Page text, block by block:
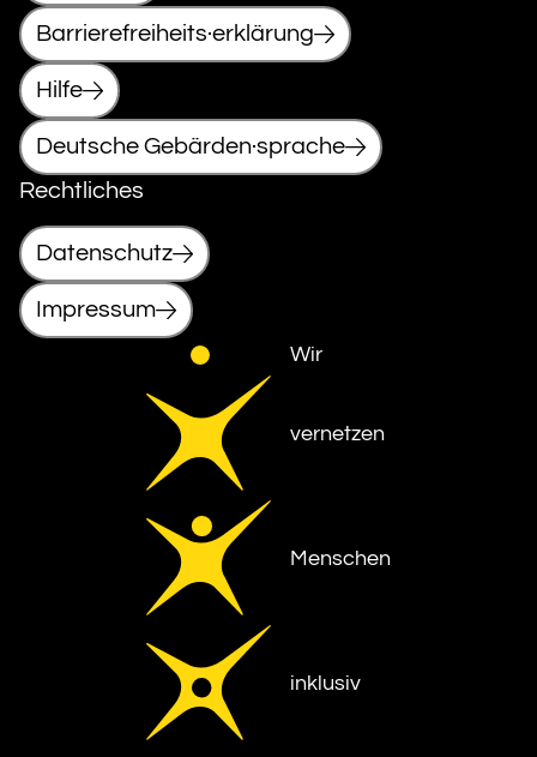
Barrierefreiheits·erklärung
Hilfe
Deutsche Gebärden·sprache
Rechtliches
Datenschutz
Impressum
Wir
vernetzen
Menschen
inklusiv